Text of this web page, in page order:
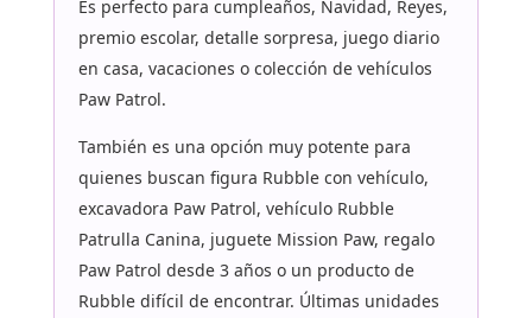
Es perfecto para cumpleaños, Navidad, Reyes,
premio escolar, detalle sorpresa, juego diario
en casa, vacaciones o colección de vehículos
Paw Patrol.
También es una opción muy potente para
quienes buscan figura Rubble con vehículo,
excavadora Paw Patrol, vehículo Rubble
Patrulla Canina, juguete Mission Paw, regalo
Paw Patrol desde 3 años o un producto de
Rubble difícil de encontrar. Últimas unidades